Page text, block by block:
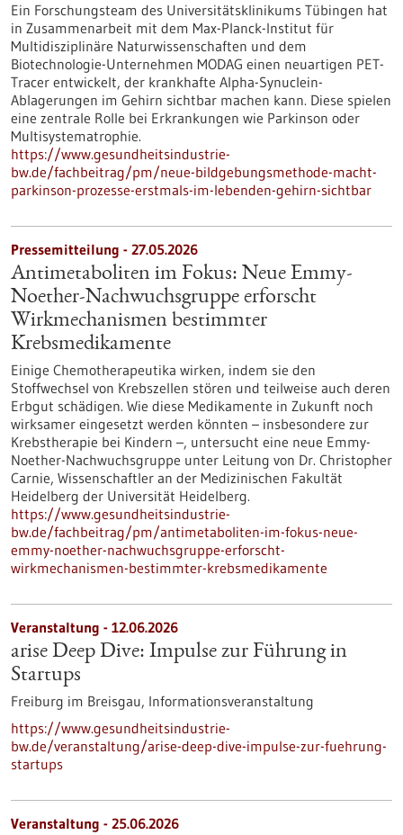
Ein Forschungsteam des Universitätsklinikums Tübingen hat
in Zusammenarbeit mit dem Max-Planck-Institut für
Multidisziplinäre Naturwissenschaften und dem
Biotechnologie-Unternehmen MODAG einen neuartigen PET-
Tracer entwickelt, der krankhafte Alpha-Synuclein-
Ablagerungen im Gehirn sichtbar machen kann. Diese spielen
eine zentrale Rolle bei Erkrankungen wie Parkinson oder
Multisystematrophie.
https://www.gesundheitsindustrie-
bw.de/fachbeitrag/pm/neue-bildgebungsmethode-macht-
parkinson-prozesse-erstmals-im-lebenden-gehirn-sichtbar
Pressemitteilung - 27.05.2026
Antimetaboliten im Fokus: Neue Emmy-
Noether-Nachwuchsgruppe erforscht
Wirkmechanismen bestimmter
Krebsmedikamente
Einige Chemotherapeutika wirken, indem sie den
Stoffwechsel von Krebszellen stören und teilweise auch deren
Erbgut schädigen. Wie diese Medikamente in Zukunft noch
wirksamer eingesetzt werden könnten – insbesondere zur
Krebstherapie bei Kindern –, untersucht eine neue Emmy-
Noether-Nachwuchsgruppe unter Leitung von Dr. Christopher
Carnie, Wissenschaftler an der Medizinischen Fakultät
Heidelberg der Universität Heidelberg.
https://www.gesundheitsindustrie-
bw.de/fachbeitrag/pm/antimetaboliten-im-fokus-neue-
emmy-noether-nachwuchsgruppe-erforscht-
wirkmechanismen-bestimmter-krebsmedikamente
Veranstaltung - 12.06.2026
arise Deep Dive: Impulse zur Führung in
Startups
Freiburg im Breisgau, Informationsveranstaltung
https://www.gesundheitsindustrie-
bw.de/veranstaltung/arise-deep-dive-impulse-zur-fuehrung-
startups
Veranstaltung - 25.06.2026